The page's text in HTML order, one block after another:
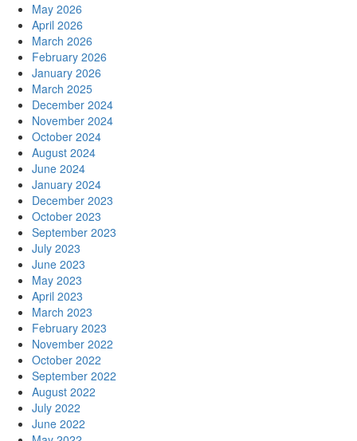
May 2026
April 2026
March 2026
February 2026
January 2026
March 2025
December 2024
November 2024
October 2024
August 2024
June 2024
January 2024
December 2023
October 2023
September 2023
July 2023
June 2023
May 2023
April 2023
March 2023
February 2023
November 2022
October 2022
September 2022
August 2022
July 2022
June 2022